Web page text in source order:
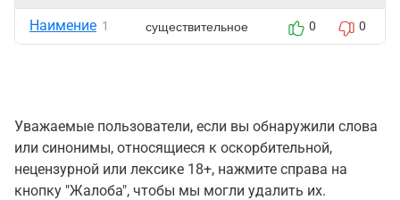
Наимение 1 существительное 0 0
Уважаемые пользователи, если вы обнаружили слова
или синонимы, относящиеся к оскорбительной,
нецензурной или лексике 18+, нажмите справа на
кнопку "Жалоба", чтобы мы могли удалить их.